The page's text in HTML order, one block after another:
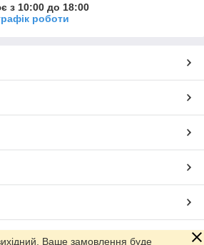
з 10:00 до 18:00
роботи
Ваше замовлення буде